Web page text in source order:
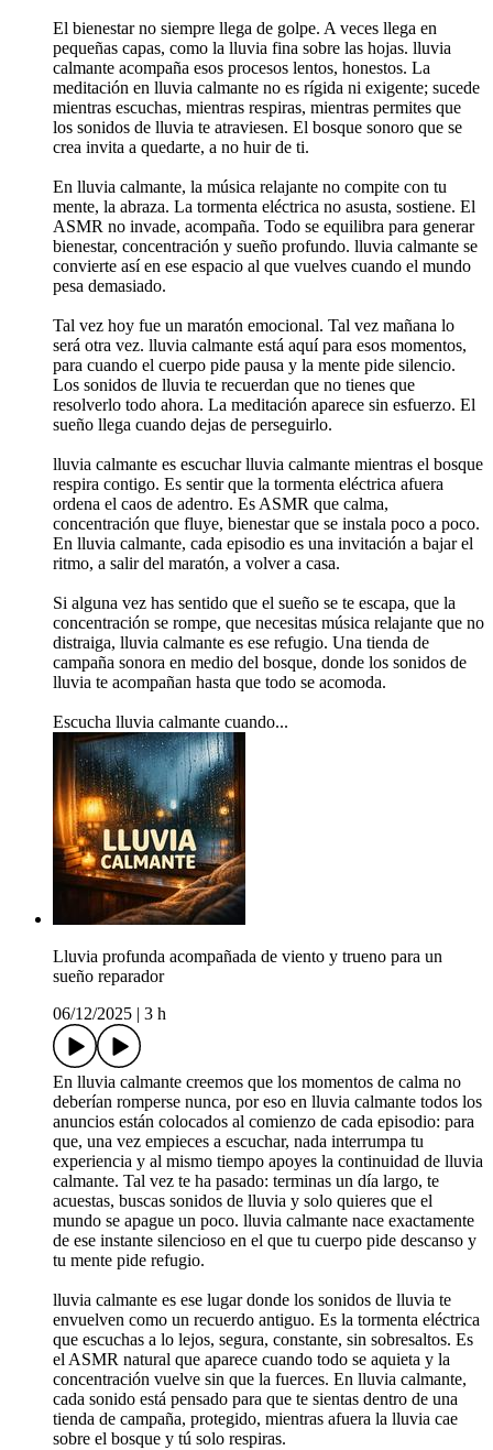
El bienestar no siempre llega de golpe. A veces llega en
pequeñas capas, como la lluvia fina sobre las hojas. lluvia
calmante acompaña esos procesos lentos, honestos. La
meditación en lluvia calmante no es rígida ni exigente; sucede
mientras escuchas, mientras respiras, mientras permites que
los sonidos de lluvia te atraviesen. El bosque sonoro que se
crea invita a quedarte, a no huir de ti.
En lluvia calmante, la música relajante no compite con tu
mente, la abraza. La tormenta eléctrica no asusta, sostiene. El
ASMR no invade, acompaña. Todo se equilibra para generar
bienestar, concentración y sueño profundo. lluvia calmante se
convierte así en ese espacio al que vuelves cuando el mundo
pesa demasiado.
Tal vez hoy fue un maratón emocional. Tal vez mañana lo
será otra vez. lluvia calmante está aquí para esos momentos,
para cuando el cuerpo pide pausa y la mente pide silencio.
Los sonidos de lluvia te recuerdan que no tienes que
resolverlo todo ahora. La meditación aparece sin esfuerzo. El
sueño llega cuando dejas de perseguirlo.
lluvia calmante es escuchar lluvia calmante mientras el bosque
respira contigo. Es sentir que la tormenta eléctrica afuera
ordena el caos de adentro. Es ASMR que calma,
concentración que fluye, bienestar que se instala poco a poco.
En lluvia calmante, cada episodio es una invitación a bajar el
ritmo, a salir del maratón, a volver a casa.
Si alguna vez has sentido que el sueño se te escapa, que la
concentración se rompe, que necesitas música relajante que no
distraiga, lluvia calmante es ese refugio. Una tienda de
campaña sonora en medio del bosque, donde los sonidos de
lluvia te acompañan hasta que todo se acomoda.
Escucha lluvia calmante cuando...
Lluvia profunda acompañada de viento y trueno para un
sueño reparador
06/12/2025
3 h
En lluvia calmante creemos que los momentos de calma no
deberían romperse nunca, por eso en lluvia calmante todos los
anuncios están colocados al comienzo de cada episodio: para
que, una vez empieces a escuchar, nada interrumpa tu
experiencia y al mismo tiempo apoyes la continuidad de lluvia
calmante. Tal vez te ha pasado: terminas un día largo, te
acuestas, buscas sonidos de lluvia y solo quieres que el
mundo se apague un poco. lluvia calmante nace exactamente
de ese instante silencioso en el que tu cuerpo pide descanso y
tu mente pide refugio.
lluvia calmante es ese lugar donde los sonidos de lluvia te
envuelven como un recuerdo antiguo. Es la tormenta eléctrica
que escuchas a lo lejos, segura, constante, sin sobresaltos. Es
el ASMR natural que aparece cuando todo se aquieta y la
concentración vuelve sin que la fuerces. En lluvia calmante,
cada sonido está pensado para que te sientas dentro de una
tienda de campaña, protegido, mientras afuera la lluvia cae
sobre el bosque y tú solo respiras.